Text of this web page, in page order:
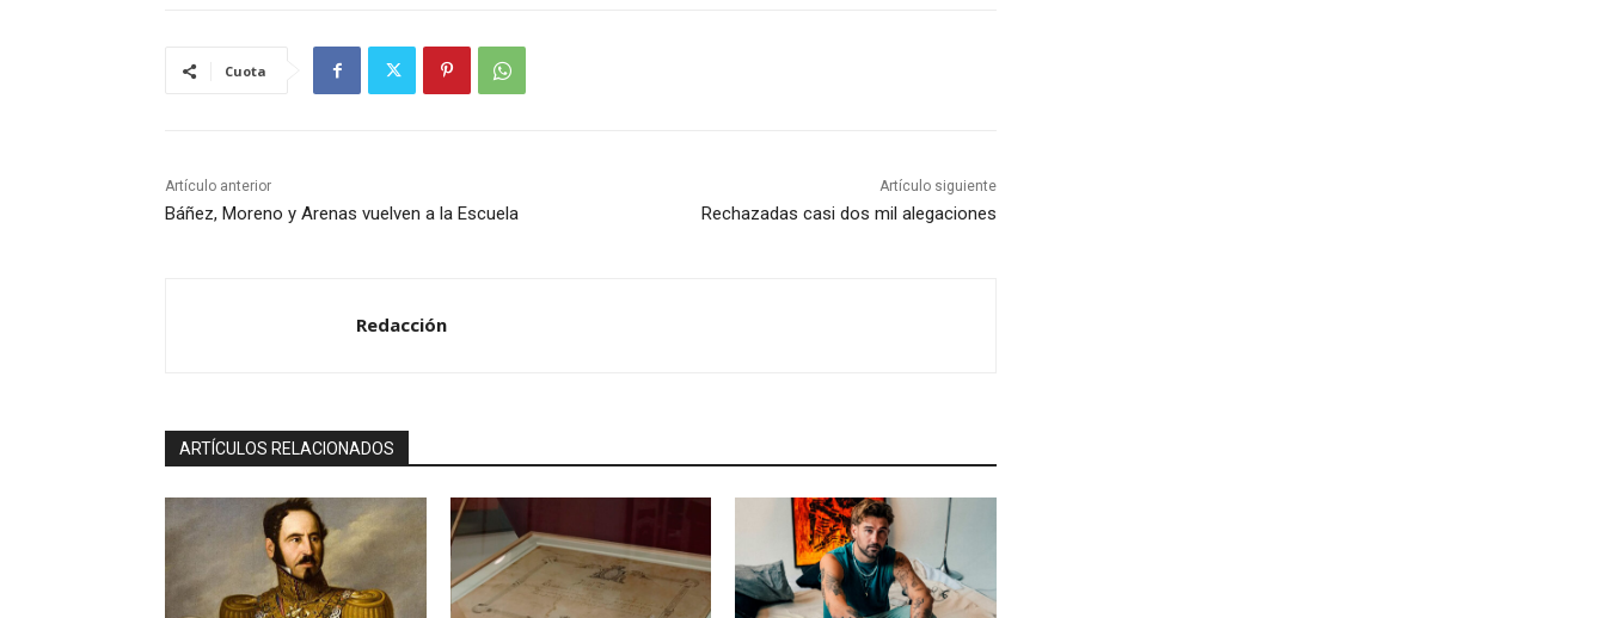
Cuota
Artículo anterior
Báñez, Moreno y Arenas vuelven a la Escuela
Artículo siguiente
Rechazadas casi dos mil alegaciones
Redacción
ARTÍCULOS RELACIONADOS